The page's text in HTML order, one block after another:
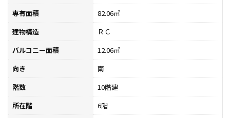
専有面積
82.06㎡
建物構造
ＲＣ
バルコニー面積
12.06㎡
向き
南
階数
10階建
所在階
6階